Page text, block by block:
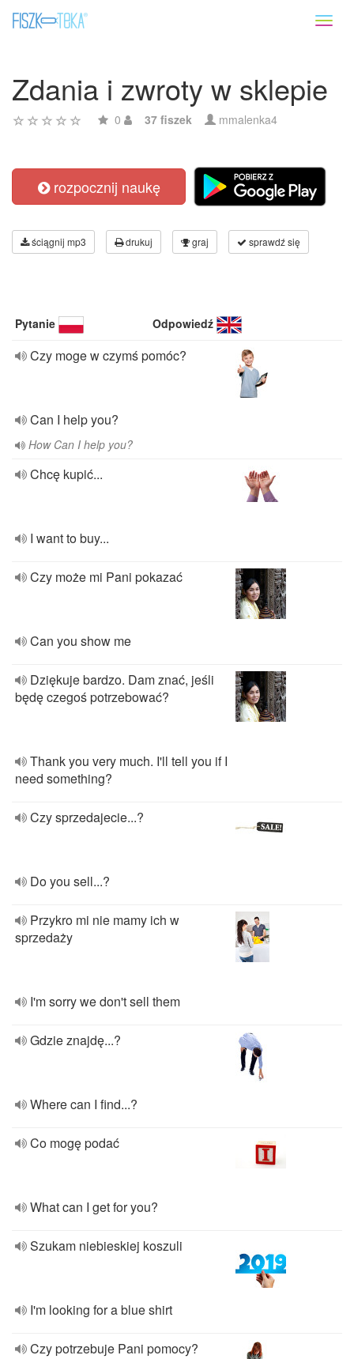
Zdania i zwroty w sklepie
0 37 fiszek mmalenka4
rozpocznij naukę
ściągnij mp3 drukuj graj sprawdź się
Pytanie Odpowiedź
Czy moge w czymś pomóc?
Can I help you?
How Can I help you?
Chcę kupić...
I want to buy...
Czy może mi Pani pokazać
Can you show me
Dziękuje bardzo. Dam znać, jeśli
będę czegoś potrzebować?
Thank you very much. I'll tell you if I
need something?
Czy sprzedajecie...?
Do you sell...?
Przykro mi nie mamy ich w
sprzedaży
I'm sorry we don't sell them
Gdzie znajdę...?
Where can I find...?
Co mogę podać
What can I get for you?
Szukam niebieskiej koszuli
I'm looking for a blue shirt
Czy potrzebuje Pani pomocy?